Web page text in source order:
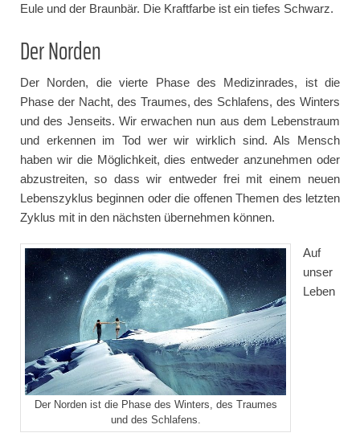
Eule und der Braunbär. Die Kraftfarbe ist ein tiefes Schwarz.
Der Norden
Der Norden, die vierte Phase des Medizinrades, ist die
Phase der Nacht, des Traumes, des Schlafens, des Winters
und des Jenseits. Wir erwachen nun aus dem Lebenstraum
und erkennen im Tod wer wir wirklich sind. Als Mensch
haben wir die Möglichkeit, dies entweder anzunehmen oder
abzustreiten, so dass wir entweder frei mit einem neuen
Lebenszyklus beginnen oder die offenen Themen des letzten
Zyklus mit in den nächsten übernehmen können.
Der Norden ist die Phase des Winters, des Traumes
und des Schlafens.
Auf
unser
Leben